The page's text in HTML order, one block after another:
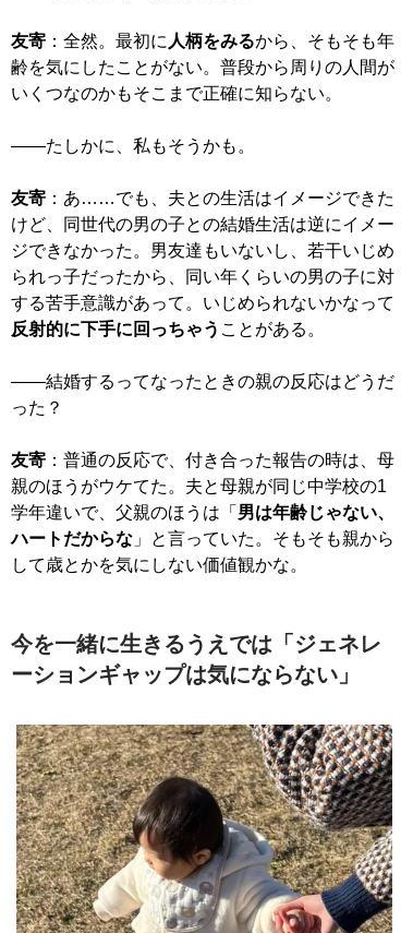
友寄 ：全然。最初に 人柄をみるから、そもそも年
齢を気にしたことがない。普段から周りの人間が
いくつなのかもそこまで正確に知らない。
——たしかに、私もそうかも。
友寄 ：あ……でも、夫との生活はイメージできた
けど、同世代の男の子との結婚生活は逆にイメー
ジできなかった。男友達もいないし、若干いじめ
られっ子だったから、同い年くらいの男の子に対
する苦手意識があって。いじめられないかなって
反射的に下手に回っちゃう ことがある。
——結婚するってなったときの親の反応はどうだ
った？
友寄 ：普通の反応で、付き合った報告の時は、母
親のほうがウケてた。夫と母親が同じ中学校の1
学年違いで、父親のほうは「 男は年齢じゃない、
ハートだからな 」と言っていた。そもそも親から
して歳とかを気にしない価値観かな。
今を一緒に生きるうえでは「ジェネレ
ーションギャップは気にならない」